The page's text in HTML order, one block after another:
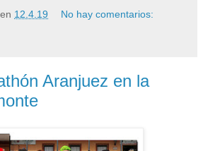
en 12.4.19 No hay comentarios:
Aranjuez en la